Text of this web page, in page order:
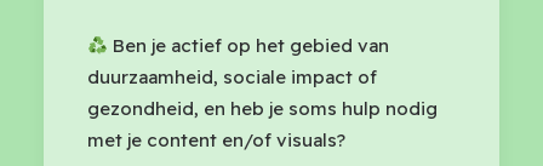
Ben je actief op het gebied van
duurzaamheid, sociale impact of
gezondheid, en heb je soms hulp nodig
met je content en/of visuals?